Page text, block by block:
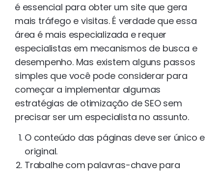
é essencial para obter um site que gera
mais tráfego e visitas. É verdade que essa
área é mais especializada e requer
especialistas em mecanismos de busca e
desempenho. Mas existem alguns passos
simples que você pode considerar para
começar a implementar algumas
estratégias de otimização de SEO sem
precisar ser um especialista no assunto.
O conteúdo das páginas deve ser único e
original.
Trabalhe com palavras-chave para